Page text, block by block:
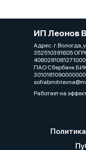
ИП Леонов
Адрес: г. Вологда,
352510391605
ПАО Сбербанк
Работает на